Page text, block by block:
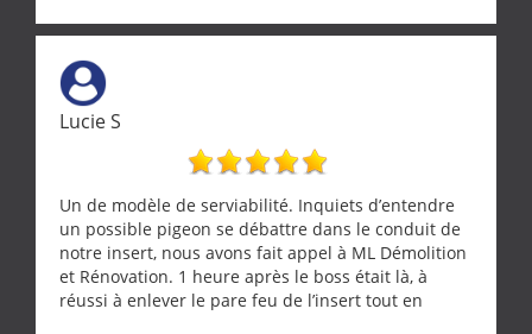
Une équipe sérieuse, réactive et compétente. C'est
vraiment rassurant de pouvoir compter sur des
artisans aussi professionnels. Merci encore !
Lucie S
Un de modèle de serviabilité. Inquiets d’entendre
un possible pigeon se débattre dans le conduit de
notre insert, nous avons fait appel à ML Démolition
et Rénovation. 1 heure après le boss était là, à
réussi à enlever le pare feu de l’insert tout en